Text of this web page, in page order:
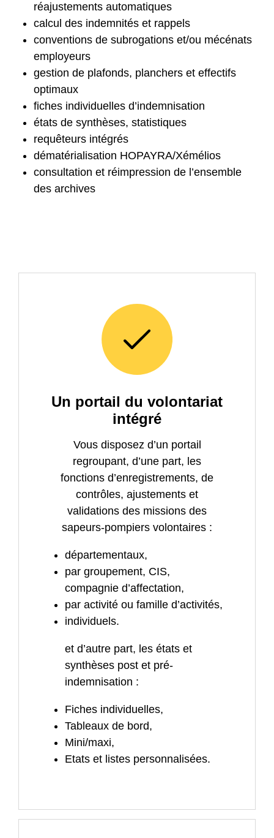
réajustements automatiques
calcul des indemnités et rappels
conventions de subrogations et/ou mécénats
employeurs
gestion de plafonds, planchers et effectifs
optimaux
fiches individuelles d’indemnisation
états de synthèses, statistiques
requêteurs intégrés
dématérialisation HOPAYRA/Xémélios
consultation et réimpression de l’ensemble
des archives
Un portail du volontariat
intégré
Vous disposez d’un portail
regroupant, d’une part, les
fonctions d’enregistrements, de
contrôles, ajustements et
validations des missions des
sapeurs-pompiers volontaires :
départementaux,
par groupement, CIS,
compagnie d’affectation,
par activité ou famille d’activités,
individuels.
et d’autre part, les états et
synthèses post et pré-
indemnisation :
Fiches individuelles,
Tableaux de bord,
Mini/maxi,
Etats et listes personnalisées.